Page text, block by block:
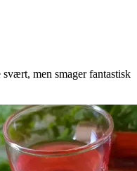
men smager fantastisk